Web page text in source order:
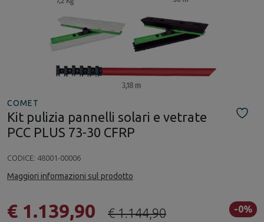
COMET
Kit pulizia pannelli solari e vetrate
PCC PLUS 73-30 CFRP
CODICE: 48001-00006
Maggiori informazioni sul prodotto
-0%
€ 1.139,90 € 1.144,90